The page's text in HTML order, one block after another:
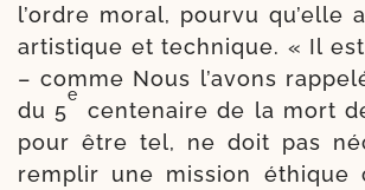
l’ordre moral, pour­vu qu’elle
artis­tique et tech­nique. « Il est
– comme Nous l’a­vons
du 5
e
cen­te­naire de la mort
pour être tel, ne doit pas
rem­plir une mis­sion éthique